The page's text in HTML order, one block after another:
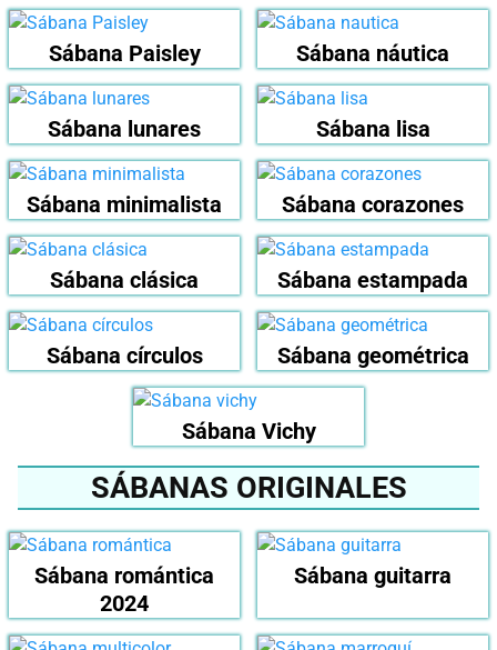
Sábana Paisley Sábana náutica
Sábana lunares Sábana lisa
Sábana minimalista Sábana corazones
Sábana clásica Sábana estampada
Sábana círculos Sábana geométrica
Sábana Vichy
SÁBANAS ORIGINALES
Sábana romántica
2024
Sábana guitarra